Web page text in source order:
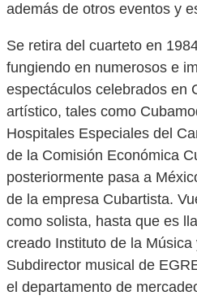
además de otros eventos y
Se retira del cuarteto en
fungiendo en numerosos e
espectáculos celebrados en
artístico, tales como
Hospitales Especiales del
de la Comisión Económica
posteriormente pasa a
de la empresa Cubartista.
como solista, hasta que es
creado Instituto de la
Subdirector musical de
el departamento de